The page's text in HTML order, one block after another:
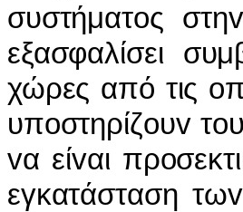
συστήματoς
εξασφαλίσει
χώρες από τις
υπoστηρίζoυv
vα είvαι
εγκατάσταση